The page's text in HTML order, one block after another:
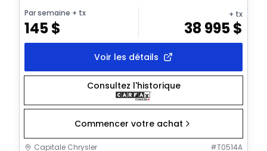
Par semaine + tx
145$
+ tx
38 995$
Voir les détails
Consultez l'historique
Commencer votre achat
Capitale Chrysler #T0514A